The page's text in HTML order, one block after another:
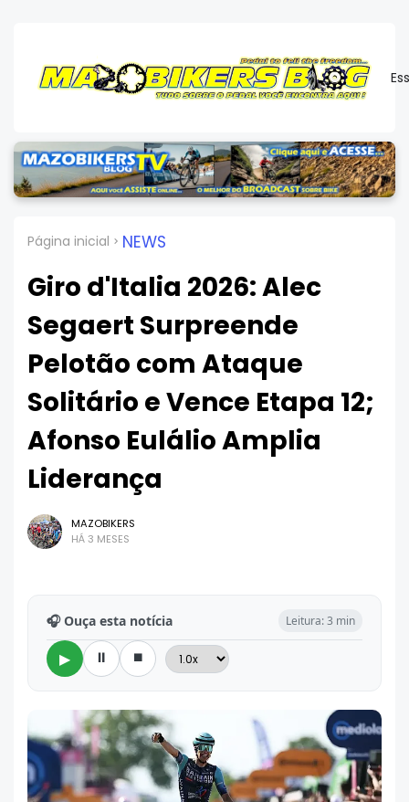
Página inicial NEWS
Giro d'Italia 2026: Alec
Segaert Surpreende
Pelotão com Ataque
Solitário e Vence Etapa 12;
Afonso Eulálio Amplia
Liderança
MAZOBIKERS
HÁ 3 MESES
🎧 Ouça esta notícia Leitura: 3 min
▶ ⏸ ⏹